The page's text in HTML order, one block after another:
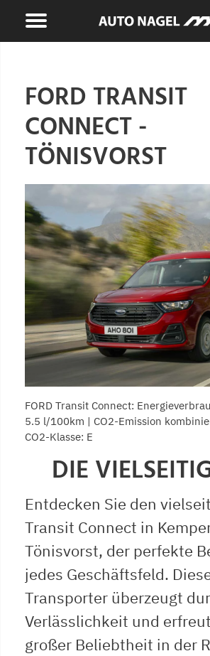
FORD TRANSIT
CONNECT -
TÖNISVORST
FORD Transit Connect:
5.5 l/100km | CO2-Emission
CO2-Klasse: E
DIE
Entdecken Sie den
Transit Connect in
Tönisvorst, der perfekte
jedes Geschäftsfeld.
Transporter überzeugt
Verlässlichkeit und
großer Beliebtheit in der